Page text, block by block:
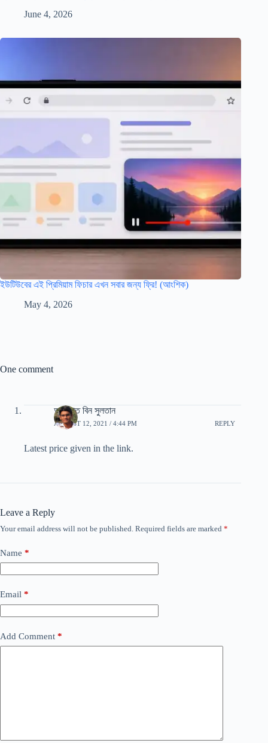
June 4, 2026
ইউটিউবের এই প্রিমিয়াম ফিচার এখন সবার জন্য ফ্রি! (আংশিক)
May 4, 2026
One comment
আরাফাত বিন সুলতান
AUGUST 12, 2021 / 4:44 PM REPLY
Latest price given in the link.
Leave a Reply
Your email address will not be published. Required fields are marked *
Name *
Email *
Add Comment *